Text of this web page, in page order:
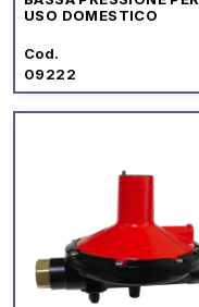
USO DOMESTICO
Cod.
09222